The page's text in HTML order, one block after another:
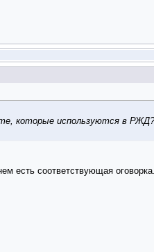
которые используются в
есть соответствующая